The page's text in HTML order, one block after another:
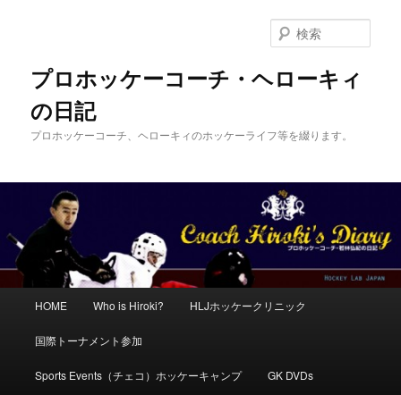
移
動
プロホッケーコーチ・ヘローキィ
の日記
プロホッケーコーチ、ヘローキィのホッケーライフ等を綴ります。
索
HOME Who is Hiroki? HLJホッケークリニック
国際トーナメント参加
Sports Events（チェコ）ホッケーキャンプ GK DVDs